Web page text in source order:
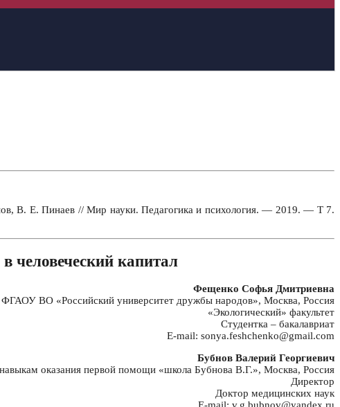
В. Е. Пинаев // Мир науки. Педагогика и психология. — 2019. — Т 7.
человеческий капитал
Фещенко Софья Дмитриевна
ФГАОУ ВО «Российский университет дружбы народов», Москва, Россия
«Экологический» факультет
Студентка – бакалавриат
E-mail: sonya.feshchenko@gmail.com
Бубнов Валерий Георгиевич
оказания первой помощи «школа Бубнова В.Г.», Москва, Россия
Директор
Доктор медицинских наук